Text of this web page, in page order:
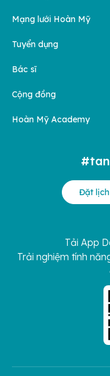
Mạng lưới Hoàn Mỹ
Tuyển dụng
Bác sĩ
Cộng đồng
Hoàn Mỹ Academy
Đặt
Tải App
Trải nghiệm tính